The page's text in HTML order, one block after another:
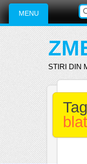
Main
Skip
content
MENU
STIRI DIN